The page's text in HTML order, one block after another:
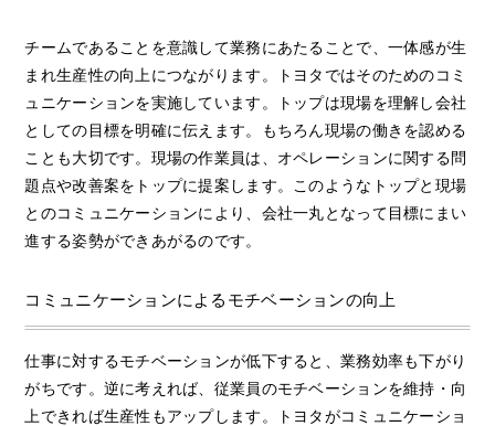
チームであることを意識して業務にあたることで、一体感が生
まれ生産性の向上につながります。トヨタではそのためのコミ
ュニケーションを実施しています。トップは現場を理解し会社
としての目標を明確に伝えます。もちろん現場の働きを認める
ことも大切です。現場の作業員は、オペレーションに関する問
題点や改善案をトップに提案します。このようなトップと現場
とのコミュニケーションにより、会社一丸となって目標にまい
進する姿勢ができあがるのです。
コミュニケーションによるモチベーションの向上
仕事に対するモチベーションが低下すると、業務効率も下がり
がちです。逆に考えれば、従業員のモチベーションを維持・向
上できれば生産性もアップします。トヨタがコミュニケーショ